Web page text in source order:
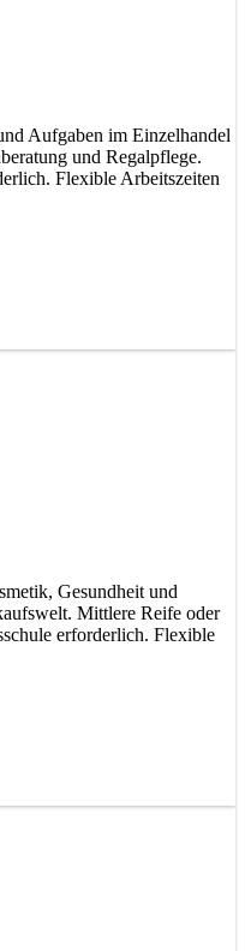
Aufgaben im Einzelhandel
und Regalpflege.
Flexible Arbeitszeiten
Gesundheit und
Mittlere Reife oder
erforderlich. Flexible